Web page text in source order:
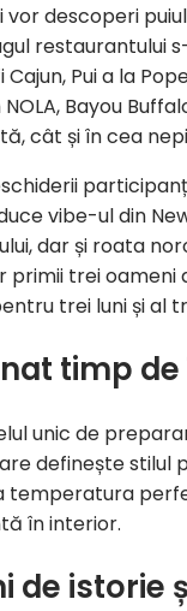
descoperi
restaurantului
Pui a la
Bayou
cât și în cea
vibe-ul din
dar și roata
primii trei
trei luni și al
timp de
unic de
definește stilul
temperatura
în interior.
de istorie